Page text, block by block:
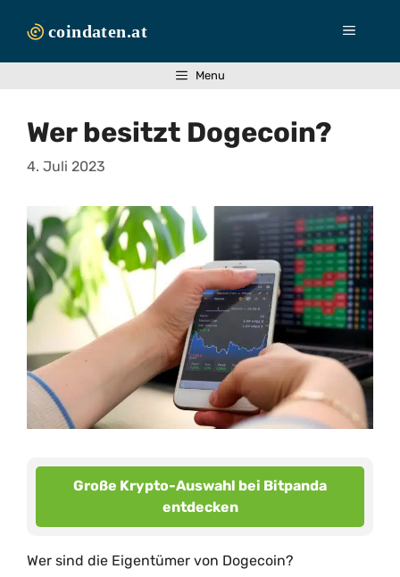
Inhalt
Menü
Menu
Wer besitzt Dogecoin?
4. Juli 2023
Große Krypto-Auswahl bei Bitpanda
entdecken
Wer sind die Eigentümer von Dogecoin?